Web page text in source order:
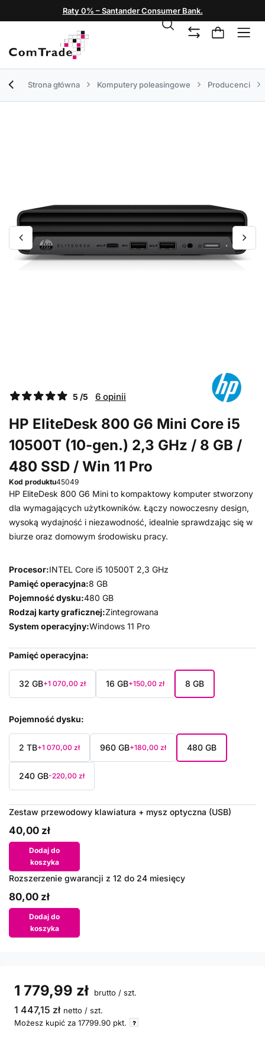
Raty 0% – Santander Consumer Bank.
Strona główna Komputery poleasingowe Producenci
5 /5 6 opinii
HP EliteDesk 800 G6 Mini Core i5
10500T (10-gen.) 2,3 GHz / 8 GB /
480 SSD / Win 11 Pro
Kod produktu45049
HP EliteDesk 800 G6 Mini to kompaktowy komputer stworzony
dla wymagających użytkowników. Łączy nowoczesny design,
wysoką wydajność i niezawodność, idealnie sprawdzając się w
biurze oraz domowym środowisku pracy.
Procesor:INTEL Core i5 10500T 2,3 GHz
Pamięć operacyjna:8 GB
Pojemność dysku:480 GB
Rodzaj karty graficznej:Zintegrowana
System operacyjny:Windows 11 Pro
Pamięć operacyjna
32 GB+1 070,00 zł 16 GB+150,00 zł 8 GB
Pojemność dysku
2 TB+1 070,00 zł 960 GB+180,00 zł 480 GB
240 GB-220,00 zł
Zestaw przewodowy klawiatura + mysz optyczna (USB)
40,00 zł
Dodaj do
koszyka
Rozszerzenie gwarancji z 12 do 24 miesięcy
80,00 zł
Dodaj do
koszyka
1 779,99 zł brutto / szt.
1 447,15 zł netto / szt.
Możesz kupić za 17799.90 pkt.